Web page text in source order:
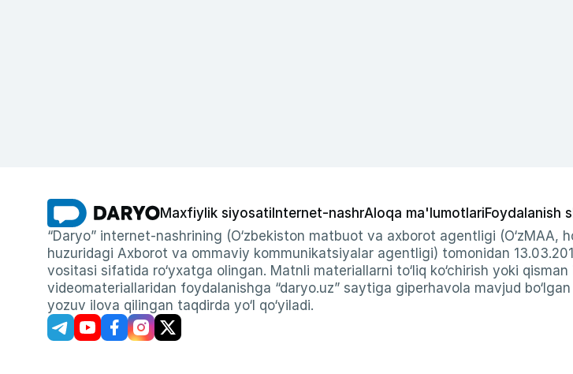
Maxfiylik siyosati Internet-nashrAloqa ma'lumotlariFoydalanish
“Daryo” internet-nashrining (O‘zbekiston matbuot va axborot agentligi (O‘zMAA,
huzuridagi Axborot va ommaviy kommunikatsiyalar agentligi) tomonidan
vositasi sifatida ro‘yxatga olingan. Matnli materiallarni to‘liq ko‘chirish yoki
videomateriallaridan foydalanishga “daryo.uz” saytiga giperhavola mavjud
yozuv ilova qilingan taqdirda yo‘l qo‘yiladi.